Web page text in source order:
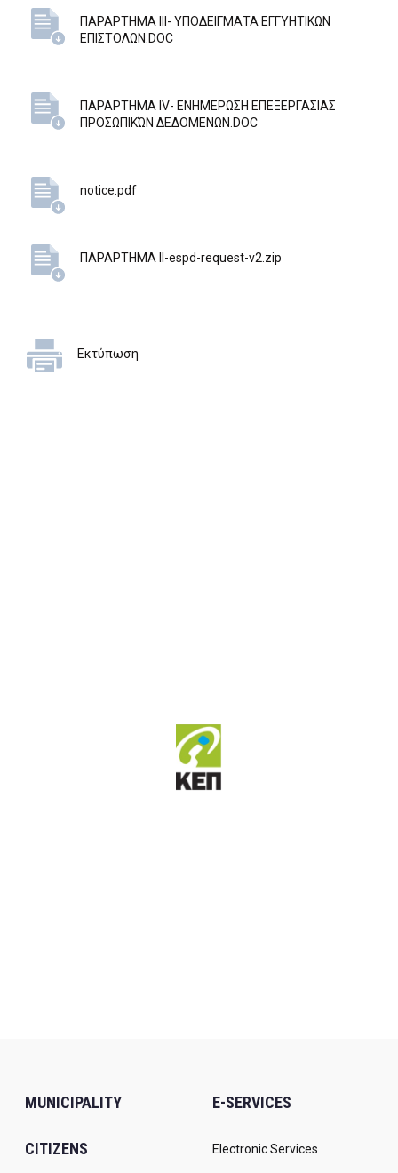
ΠΑΡΑΡΤΗΜΑ ΙΙΙ- ΥΠΟΔΕΙΓΜΑΤΑ ΕΓΓΥΗΤΙΚΩΝ
ΕΠΙΣΤΟΛΩΝ.DOC
ΠΑΡΑΡΤΗΜΑ IV- EΝΗΜΕΡΩΣΗ ΕΠΕΞΕΡΓΑΣΙΑΣ
ΠΡΟΣΩΠΙΚΏΝ ΔΕΔΟΜΕΝΩΝ.DOC
notice.pdf
ΠΑΡΑΡΤΗΜΑ ΙΙ-espd-request-v2.zip
Εκτύπωση
MUNICIPALITY
CITIZENS
E-SERVICES
Electronic Services